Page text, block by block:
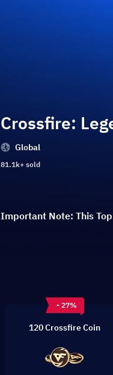
Crossfire:
Global
81.1k+ sold
Important Note: This
- 27%
120 Crossfire Coin